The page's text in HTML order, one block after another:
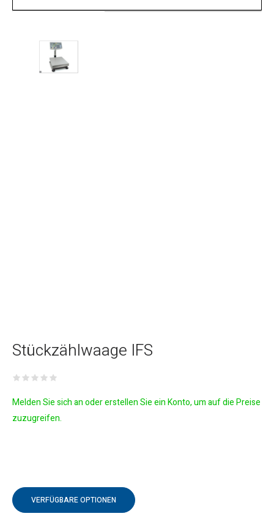
Stückzählwaage IFS
Melden Sie sich an oder erstellen Sie ein Konto, um auf die Preise
zuzugreifen.
VERFÜGBARE OPTIONEN